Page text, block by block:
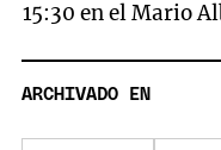
15:30 en el Mario
ARCHIVADO EN